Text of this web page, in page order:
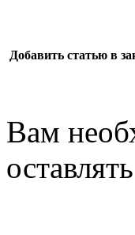
Добавить статью в
Вам